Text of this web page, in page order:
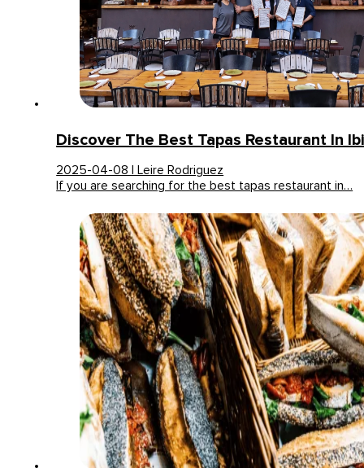
Discover The Best Tapas Restaurant In
2025-04-08 | Leire Rodriguez
If you are searching for the best tapas restaurant in…